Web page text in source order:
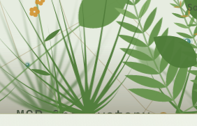
MCP Observatory